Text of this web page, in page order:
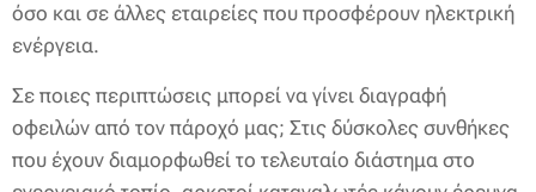
όσο και σε άλλες εταιρείες που προσφέρουν ηλεκτρική
ενέργεια.
Σε ποιες περιπτώσεις μπορεί να γίνει διαγραφή
οφειλών από τον πάροχό μας; Στις δύσκολες συνθήκες
που έχουν διαμορφωθεί το τελευταίο διάστημα στο